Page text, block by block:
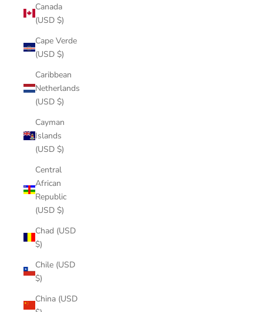
Canada
(USD $)
Cape Verde
(USD $)
Caribbean
Netherlands
(USD $)
Cayman
Islands
(USD $)
Central
African
Republic
(USD $)
Chad (USD
$)
Chile (USD
$)
China (USD